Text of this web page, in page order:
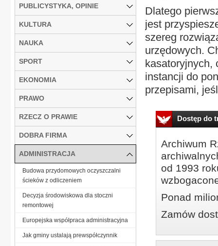
Dlatego
jest
szereg
urzędowych.
kasatoryjnych,
instancji do
przepisami,
Dostęp do
Archiwum
od 1993
Ponad
Zamów
PUBLICYSTYKA, OPINIE
KULTURA
NAUKA
SPORT
EKONOMIA
PRAWO
RZECZ O PRAWIE
DOBRA FIRMA
ADMINISTRACJA
Budowa przydomowych oczyszczalni
ścieków z odliczeniem
Decyzja środowiskowa dla stoczni
remontowej
Europejska współpraca administracyjna
Jak gminy ustalają prewspółczynnik